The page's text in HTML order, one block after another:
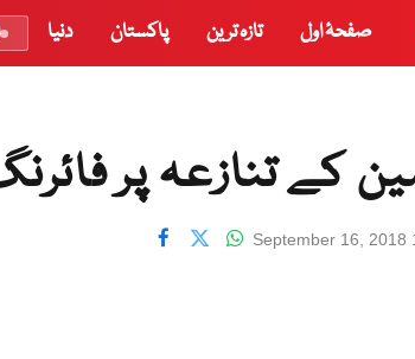
صفحۂ اول تازہ ترین پاکستان دنیا
کے تنازعہ پر
September 16, 2018